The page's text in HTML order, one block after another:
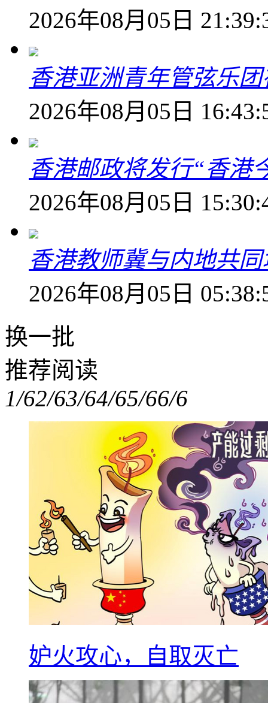
2026年08月05日
香港亚洲青年管弦乐
2026年08月05日
香港邮政将发行“香港
2026年08月05日
香港教师冀与内地共
2026年08月05日
换一批
推荐阅读
1/62/63/64/65/66/6
妒火攻心，自取灭亡